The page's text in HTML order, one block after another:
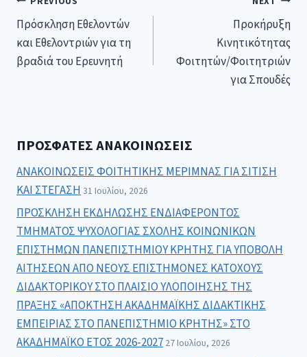
Πρόσκληση Εθελοντών
και Εθελοντριών για τη
βραδιά του Ερευνητή
Προκήρυξη
Κινητικότητας
Φοιτητών/Φοιτητριών
για Σπουδές
ΠΡΌΣΦΑΤΕΣ ΑΝΑΚΟΙΝΏΣΕΙΣ
ΑΝΑΚΟΙΝΩΣΕΙΣ ΦΟΙΤΗΤΙΚΗΣ ΜΕΡΙΜΝΑΣ ΓΙΑ ΣΙΤΙΣΗ
ΚΑΙ ΣΤΕΓΑΣΗ 31 Ιουλίου, 2026
ΠΡΟΣΚΛΗΣΗ ΕΚΔΗΛΩΣΗΣ ΕΝΔΙΑΦΕΡΟΝΤΟΣ
ΤΜΗΜΑΤΟΣ ΨΥΧΟΛΟΓΙΑΣ ΣΧΟΛΗΣ ΚΟΙΝΩΝΙΚΩΝ
ΕΠΙΣΤΗΜΩΝ ΠΑΝΕΠΙΣΤΗΜΙΟΥ ΚΡΗΤΗΣ ΓΙΑ ΥΠΟΒΟΛΗ
ΑΙΤΗΣΕΩΝ ΑΠΟ ΝΕΟΥΣ ΕΠΙΣΤΗΜΟΝΕΣ ΚΑΤΟΧΟΥΣ
ΔΙΔΑΚΤΟΡΙΚΟΥ ΣΤΟ ΠΛΑΙΣΙΟ ΥΛΟΠΟΙΗΣΗΣ ΤΗΣ
ΠΡΑΞΗΣ «ΑΠΟΚΤΗΣΗ ΑΚΑΔΗΜΑΪΚΗΣ ΔΙΔΑΚΤΙΚΗΣ
ΕΜΠΕΙΡΙΑΣ ΣΤΟ ΠΑΝΕΠΙΣΤΗΜΙΟ ΚΡΗΤΗΣ» ΣΤΟ
ΑΚΑΔΗΜΑΪΚΟ ΕΤΟΣ 2026-2027 27 Ιουλίου, 2026